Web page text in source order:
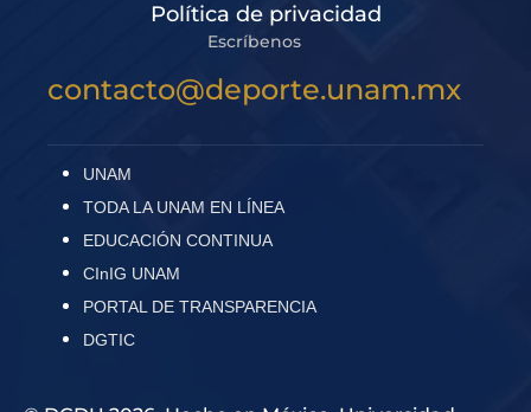
Política de privacidad
Escríbenos
contacto@deporte.unam.mx
UNAM
TODA LA UNAM EN LÍNEA
EDUCACIÓN CONTINUA
CInIG UNAM
PORTAL DE TRANSPARENCIA
DGTIC